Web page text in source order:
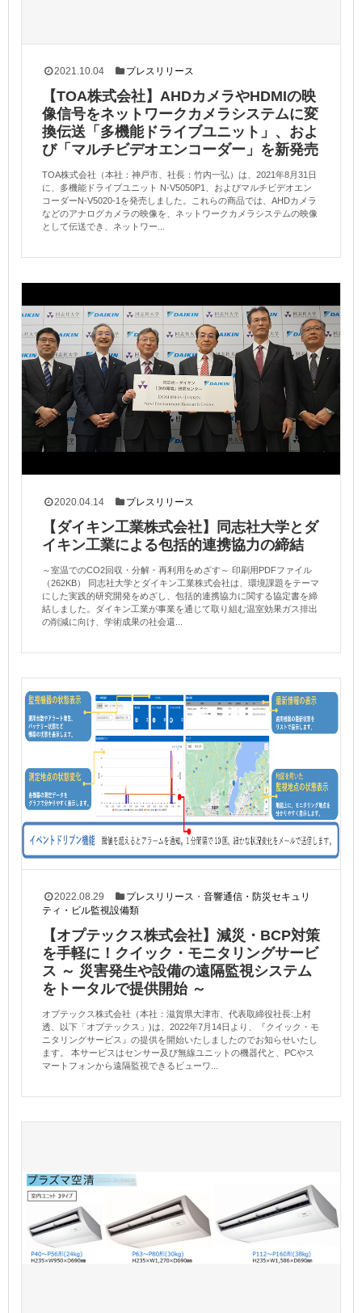
2021.10.04 プレスリリース
【TOA株式会社】AHDカメラやHDMIの映
像信号をネットワークカメラシステムに変
換伝送「多機能ドライブユニット」、およ
び「マルチビデオエンコーダー」を新発売
TOA株式会社（本社：神戸市、社長：竹内一弘）は、2021年8月31日
に、多機能ドライブユニット N-V5050P1、およびマルチビデオエン
コーダーN-V5020-1を発売しました。これらの商品では、AHDカメラ
などのアナログカメラの映像を、ネットワークカメラシステムの映像
として伝送でき、ネットワー...
2020.04.14 プレスリリース
【ダイキン工業株式会社】同志社大学とダ
イキン工業による包括的連携協力の締結
～室温でのCO2回収・分解・再利用をめざす～ 印刷用PDFファイル
（262KB） 同志社大学とダイキン工業株式会社は、環境課題をテーマ
にした実践的研究開発をめざし、包括的連携協力に関する協定書を締
結しました。ダイキン工業が事業を通じて取り組む温室効果ガス排出
の削減に向け、学術成果の社会還...
2022.08.29 プレスリリース ・音響通信・防災セキュリ
ティ・ビル監視設備類
【オプテックス株式会社】減災・BCP対策
を手軽に！クイック・モニタリングサービ
ス ～ 災害発生や設備の遠隔監視システム
をトータルで提供開始 ～
オプテックス株式会社（本社：滋賀県大津市、代表取締役社長:上村
透、以下「オプテックス」)は、2022年7月14日より、『クイック・モ
ニタリングサービス』の提供を開始いたしましたのでお知らせいたし
ます。 本サービスはセンサー及び無線ユニットの機器代と、PCやス
マートフォンから遠隔監視できるビューワ...